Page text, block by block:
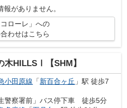
報がありません。
コローレ」への
わせはこちら
木HILLSⅠ【SHM】
小田原線 「新百合ヶ丘 」駅 徒歩7
生警察署前」バス停下車 徒歩5分